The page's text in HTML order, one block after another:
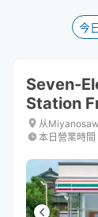
keyboard
shortcuts
for
changing
今
Seven-
Station
从
本日營業時間